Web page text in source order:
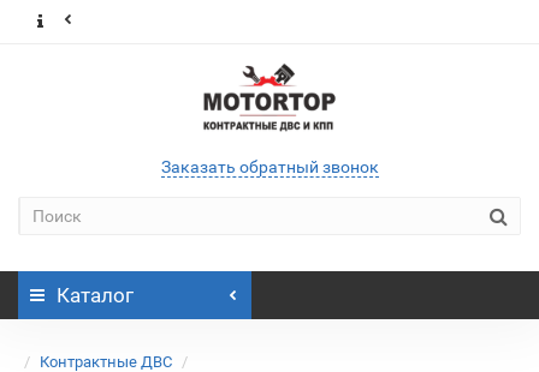
Заказать обратный звонок
Каталог
Контрактные ДВС